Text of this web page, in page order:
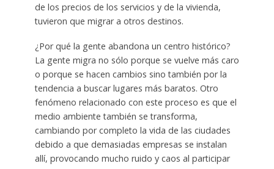
de los precios de los servicios y de la vivienda,
tuvieron que migrar a otros destinos.
¿Por qué la gente abandona un centro histórico?
La gente migra no sólo porque se vuelve más caro
o porque se hacen cambios sino también por la
tendencia a buscar lugares más baratos. Otro
fenómeno relacionado con este proceso es que el
medio ambiente también se transforma,
cambiando por completo la vida de las ciudades
debido a que demasiadas empresas se instalan
allí, provocando mucho ruido y caos al participar